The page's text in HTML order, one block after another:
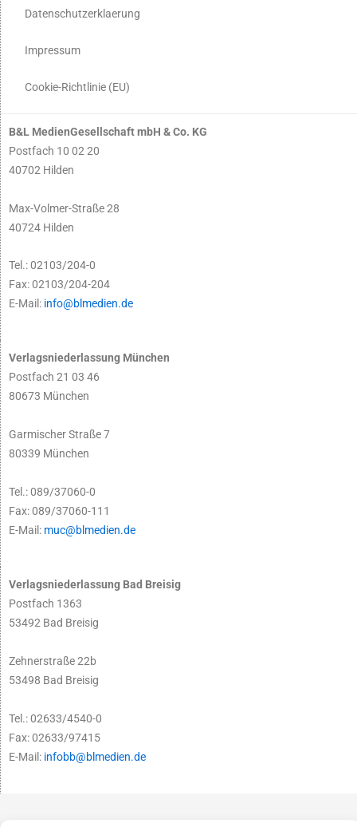
Datenschutzerklaerung
Impressum
Cookie-Richtlinie (EU)
B&L MedienGesellschaft mbH & Co. KG
Postfach 10 02 20
40702 Hilden
Max-Volmer-Straße 28
40724 Hilden
Tel.: 02103/204-0
Fax: 02103/204-204
E-Mail: info@blmedien.de
Verlagsniederlassung München
Postfach 21 03 46
80673 München
Garmischer Straße 7
80339 München
Tel.: 089/37060-0
Fax: 089/37060-111
E-Mail: muc@blmedien.de
Verlagsniederlassung Bad Breisig
Postfach 1363
53492 Bad Breisig
Zehnerstraße 22b
53498 Bad Breisig
Tel.: 02633/4540-0
Fax: 02633/97415
E-Mail: infobb@blmedien.de